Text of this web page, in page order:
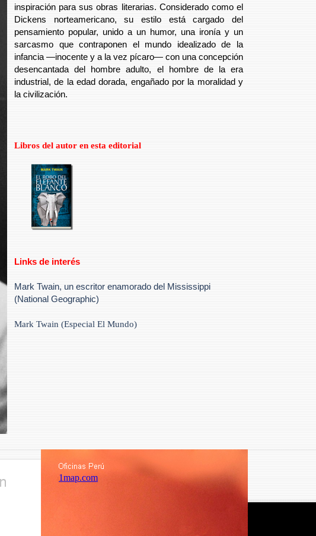
inspiración para sus obras literarias. Considerado como el
Dickens norteamericano, su estilo está cargado del
pensamiento popular, unido a un humor, una ironía y un
sarcasmo que contraponen el mundo idealizado de la
infancia —inocente y a la vez pícaro— con una concepción
desencantada del hombre adulto, el hombre de la era
industrial, de la edad dorada, engañado por la moralidad y
la civilización.
Libros del autor en esta editorial
Links de interés
Mark Twain, un escritor enamorado del Mississippi
(National Geographic)
Mark Twain (Especial El Mundo)
1map.com